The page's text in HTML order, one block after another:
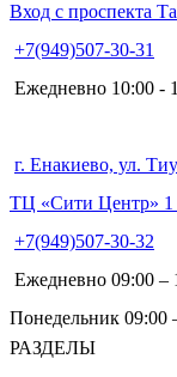
Вход с проспекта
+7(949)507-30-31
Ежедневно 10:00 -
г. Енакиево, ул.
ТЦ «Сити Центр» 1
+7(949)507-30-32
Ежедневно 09:00 –
Понедельник 09:00
РАЗДЕЛЫ